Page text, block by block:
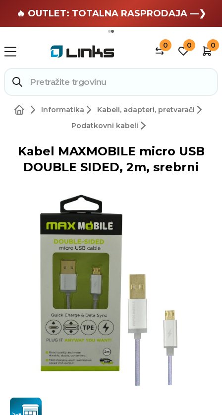
🏄 Zaslužuješ odmor —❯
🔥 OUTLET: TOTALNA RASPRODAJA —❯
0 0 0
Informatika
Kabeli, adapteri, pretvarači
Podatkovni kabeli
Kabel MAXMOBILE micro USB
DOUBLE SIDED, 2m, srebrni